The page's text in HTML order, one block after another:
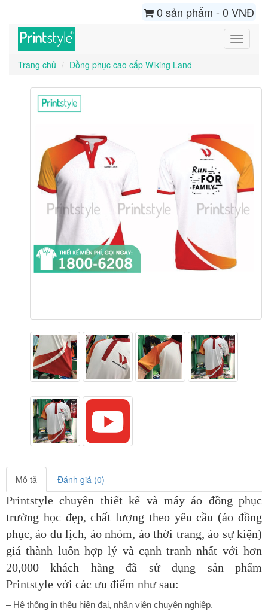
0 sản phẩm - 0 VNĐ
Toggle
Trang chủ
Đồng phục cao cấp Wiking Land
Mô tả Đánh giá (0)
Printstyle chuyên thiết kế và máy áo đồng phục
trường học đẹp, chất lượng theo yêu cầu (áo đồng
phục,áo du lịch, áo nhóm, áo thời trang, áo sự kiện)
giá thành luôn hợp lý và cạnh tranh nhất với hơn
20,000 khách hàng đã sử dụng sản phẩm
Printstyle với các ưu điểm như sau:
– Hệ thống in thêu hiện đại, nhân viên chuyên nghiệp.